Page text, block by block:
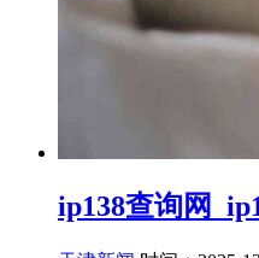
ip138查询网